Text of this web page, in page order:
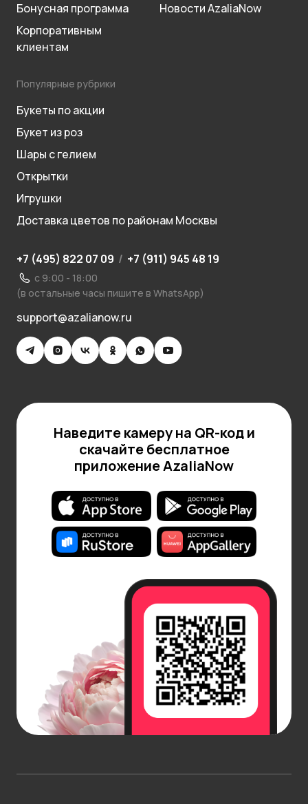
Бонусная программа
Корпоративным
клиентам
Новости AzaliaNow
Популярные рубрики
Букеты по акции
Букет из роз
Шары с гелием
Открытки
Игрушки
Доставка цветов по районам Москвы
+7 (495) 822 07 09 / +7 (911) 945 48 19
с 9:00 - 18:00
(в остальные часы пишите в WhatsApp)
support@azalianow.ru
Наведите камеру на QR-код и
скачайте бесплатное
приложение AzaliaNow